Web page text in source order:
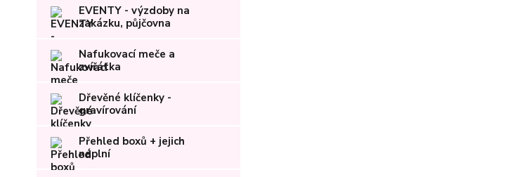
EVENTY - výzdoby na
zakázku, půjčovna
Nafukovací meče a
zvířátka
Dřevěné klíčenky -
gravírování
Přehled boxů + jejich
náplní